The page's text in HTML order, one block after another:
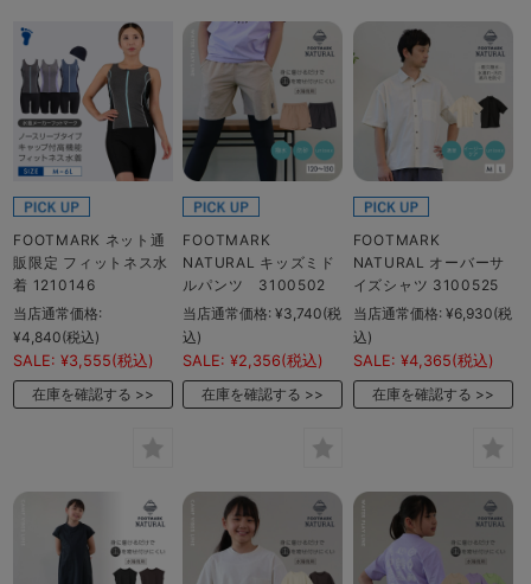
FOOTMARK ネット通
販限定 フィットネス水
着 1210146
当店通常価格:
¥4,840(税込)
SALE: ¥3,555(税込)
在庫を確認する
FOOTMARK
NATURAL キッズミド
ルパンツ 3100502
当店通常価格: ¥3,740(税
込)
SALE: ¥2,356(税込)
在庫を確認する
FOOTMARK
NATURAL オーバーサ
イズシャツ 3100525
当店通常価格: ¥6,930(税
込)
SALE: ¥4,365(税込)
在庫を確認する